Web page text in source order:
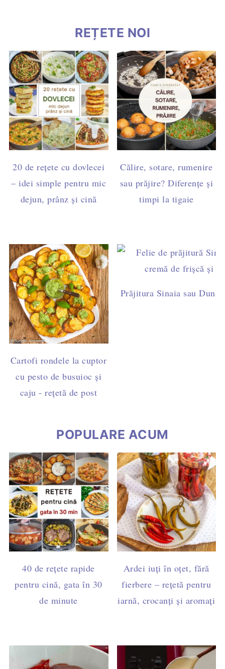
REȚETE NOI
20 de rețete cu dovlecei
– idei simple pentru mic
dejun, prânz și cină
Călire, sotare, rumenire
sau prăjire? Diferențe și
timpi la tigaie
Cartofi rondele la cuptor
cu pesto de busuioc și
caju - rețetă de post
Prăjitura Sinaia sau
POPULARE ACUM
40 de rețete rapide
pentru cină, gata în 30
de minute
Ardei iuți în oțet, fără
fierbere – rețetă pentru
iarnă, crocanți și aromați